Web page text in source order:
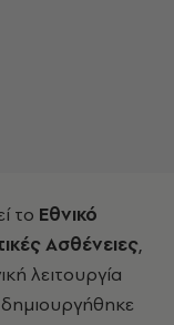
το Εθνικό
Ασθένειες,
λειτουργία